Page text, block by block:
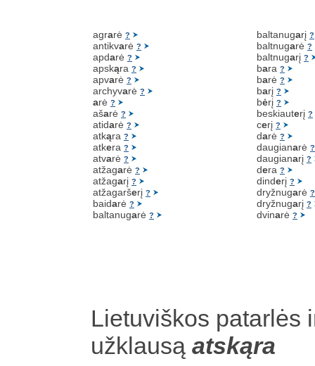
agrarė ?
antikvarė ?
apdarė ?
apskąra ?
apvarė ?
archyvarė ?
arė ?
ašarė ?
atidarė ?
atkąra ?
atkera ?
atvarė ?
atžagarė ?
atžagarį ?
atžagaršerį ?
baidarė ?
baltanugarė ?
baltanugarį ?
baltnugarė ?
baltnugarį ?
bara ?
barė ?
barį ?
bėrį ?
beskiauterį ?
cerį ?
darė ?
daugianarė ?
daugianarį ?
dera ?
dinderį ?
dryžnugarė ?
dryžnugarį ?
dvinarė ?
Lietuviškos patarlės
užklausą atskąra